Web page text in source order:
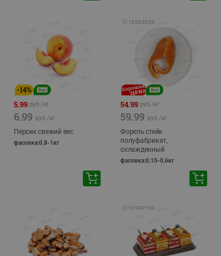
-14%
5.99 руб./кг
6.99 руб./кг
Персик свежий вес
фасовка:0,8-1кг
🕘 12:00-20:00
54.99 руб./кг
59.99 руб./кг
Форель стейк
полуфабрикат,
охлажденный
фасовка:0,15-0,6кг
🕘 12:00-21:00